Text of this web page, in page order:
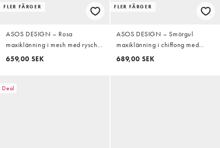
FLER FÄRGER
ASOS DESIGN – Rosa
maxiklänning i mesh med rysch
och volangdetaljer
659,00 SEK
FLER FÄRGER
ASOS DESIGN – Smörgul
maxiklänning i chiffong med
drapering baktill
689,00 SEK
Deal